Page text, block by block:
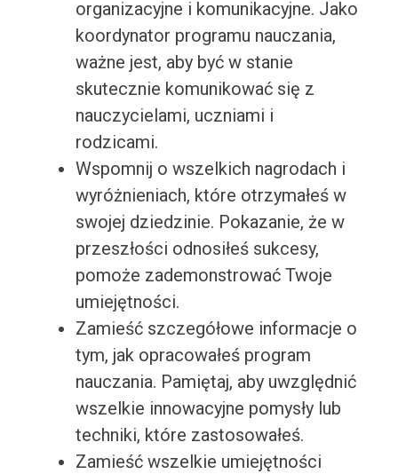
organizacyjne i komunikacyjne. Jako
koordynator programu nauczania,
ważne jest, aby być w stanie
skutecznie komunikować się z
nauczycielami, uczniami i
rodzicami.
Wspomnij o wszelkich nagrodach i
wyróżnieniach, które otrzymałeś w
swojej dziedzinie. Pokazanie, że w
przeszłości odnosiłeś sukcesy,
pomoże zademonstrować Twoje
umiejętności.
Zamieść szczegółowe informacje o
tym, jak opracowałeś program
nauczania. Pamiętaj, aby uwzględnić
wszelkie innowacyjne pomysły lub
techniki, które zastosowałeś.
Zamieść wszelkie umiejętności